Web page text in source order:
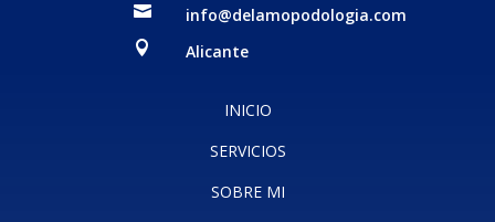
 info@delamopodologia.com
 Alicante
INICIO
SERVICIOS
SOBRE MI